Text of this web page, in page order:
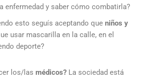
enfermedad y saber cómo combatirla?
esto seguís aceptando que niños y
usar mascarilla en la calle, en el
deporte?
los/las médicos? La sociedad está